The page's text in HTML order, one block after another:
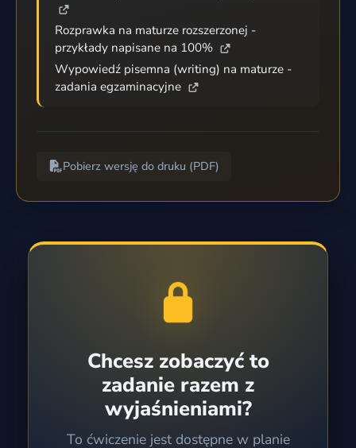
Rozprawka na maturze rozszerzonej -
przykłady napisane na 100%
Wypowiedź pisemna (writing) na maturze -
zadania egzaminacyjne
Pobierz wersję do druku (PDF)
Chcesz zobaczyć to
zadanie razem z
wyjaśnieniami?
To ćwiczenie jest dostępne w planie